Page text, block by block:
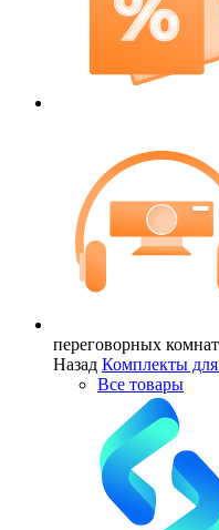
переговорных комнат
Назад Комплекты
Все товары